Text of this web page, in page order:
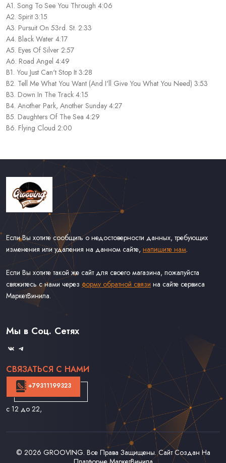
A1. Song To See You Through 4:06
A2. Spirit 3:15
A3. Pursuit On 53rd. St. 2:33
A4. Black Water 4:17
A5. Eyes Of Silver 2:57
A6. Road Angel 4:49
B1. You Just Can't Stop It 3:28
B2. Tell Me What You Want (And I'll Give You What You Need) 3:53
B3. Down In The Track 4:15
B4. Another Park, Another Sunday 4:27
B5. Daughters Of The Sea 4:29
B6. Flying Cloud 2:00
Если Вы хотите сообщить о недостоверности данных, требующих
изменения или удаления на данном сайте, напишите нам.
Если Вы хотите такой же сайт для своего магазина, пожалуйста
свяжитесь с нами через форму обратной связи на сайте сервиса
МаркетВинила.
Связаться С Нами
Оферта
Мы в Соц. Сетях
СВЯЗАТЬСЯ С НАМИ
+79311199323
с 12 до 22,
© 2026 GROOVING. Все Права Защищены. Сайт Создан На